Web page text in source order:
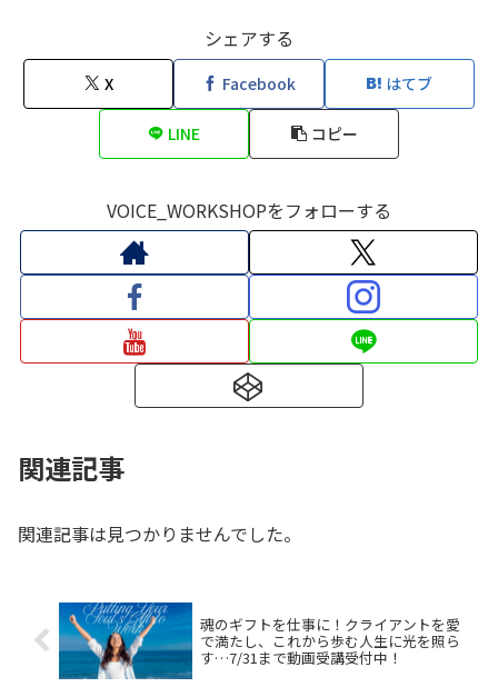
シェアする
X Facebook はてブ
LINE コピー
VOICE_WORKSHOPをフォローする
関連記事
関連記事は見つかりませんでした。
魂のギフトを仕事に！クライアントを愛
で満たし、これから歩む人生に光を照ら
す…7/31まで動画受講受付中！